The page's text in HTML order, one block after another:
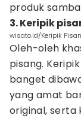
produk
3. Keripik
wisato.id/Keripik
Oleh-oleh
pisang.
banget
yang amat
original, serta